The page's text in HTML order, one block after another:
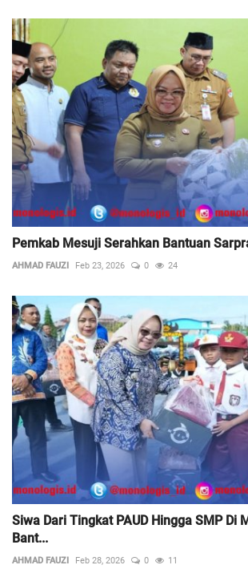
Pemkab Mesuji Serahkan Bantuan
AHMAD FAUZI Feb 23, 2026 0 24
Siwa Dari Tingkat PAUD Hingga SMP Di
Bant...
AHMAD FAUZI Feb 28, 2026 0 11